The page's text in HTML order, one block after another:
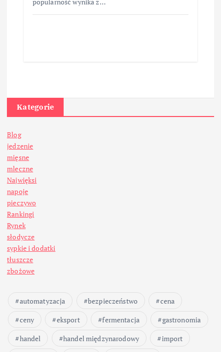
Kategorie
Blog
jedzenie
mięsne
mleczne
Najwięksi
napoje
pieczywo
Rankingi
Rynek
słodycze
sypkie i dodatki
tłuszcze
zbożowe
automatyzacja bezpieczeństwo
cena
ceny
eksport fermentacja
gastronomia
handel
handel międzynarodowy
import